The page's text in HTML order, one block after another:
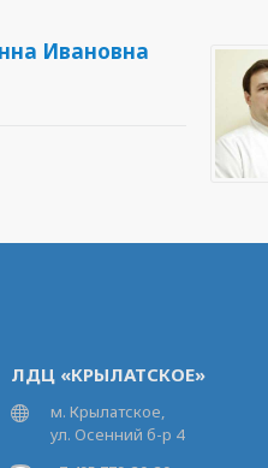
Ивановна
ЛДЦ «КРЫЛАТСКОЕ»
м. Крылатское,
ул. Осенний б-р 4